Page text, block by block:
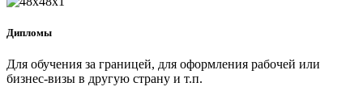
Дипломы
Для обучения за границей, для оформления рабочей или
бизнес-визы в другую страну и т.п.